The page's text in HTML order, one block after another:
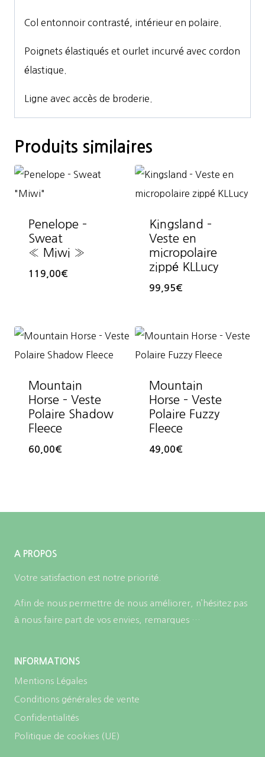
Col entonnoir contrasté, intérieur en polaire.
Poignets élastiqués et ourlet incurvé avec cordon
élastique.
Ligne avec accès de broderie.
Produits similaires
Penelope –
Sweat
« Miwi »
119,00€
Kingsland –
Veste en
micropolaire
zippé KLLucy
99,95€
Mountain
Horse – Veste
Polaire Shadow
Fleece
60,00€
Mountain
Horse – Veste
Polaire Fuzzy
Fleece
49,00€
A PROPOS
Votre satisfaction est notre priorité.
Afin de nous permettre de nous améliorer, n’hésitez pas
à nous faire part de vos envies, remarques …
INFORMATIONS
Mentions Légales
Conditions générales de vente
Confidentialités
Politique de cookies (UE)